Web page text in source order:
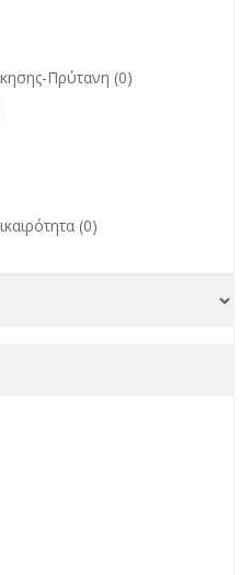
Πρύτανη (0)
(0)